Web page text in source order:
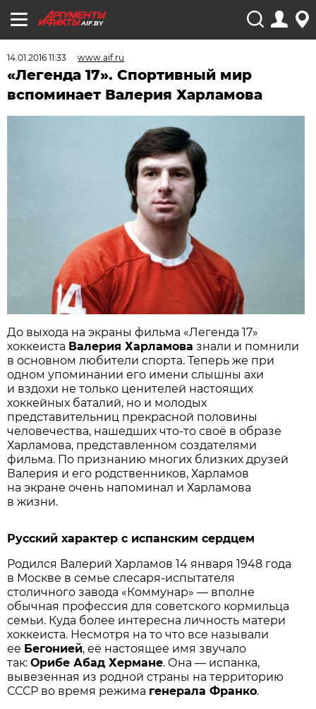
AIF.BY
14.01.2016 11:33 www.aif.ru
«Легенда 17». Спортивный мир
вспоминает Валерия Харламова
До выхода на экраны фильма «Легенда 17»
хоккеиста Валерия Харламова знали и помнили
в основном любители спорта. Теперь же при
одном упоминании его имени слышны ахи
и вздохи не только ценителей настоящих
хоккейных баталий, но и молодых
представительниц прекрасной половины
человечества, нашедших что-то своё в образе
Харламова, представленном создателями
фильма. По признанию многих близких друзей
Валерия и его родственников, Харламов
на экране очень напоминал и Харламова
в жизни.
Русский характер с испанским сердцем
Родился Валерий Харламов 14 января 1948 года
в Москве в семье слесаря-испытателя
столичного завода «Коммунар» — вполне
обычная профессия для советского кормильца
семьи. Куда более интересна личность матери
хоккеиста. Несмотря на то что все называли
ее Бегонией, её настоящее имя звучало
так:Орибе Абад Хермане. Она — испанка,
вывезенная из родной страны на территорию
СССР во время режима генерала Франко.